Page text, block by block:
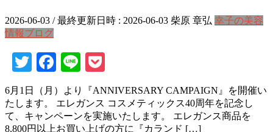
2026-06-03 / 最終更新日時 : 2026-06-03 柴原 章弘 幸子の美容
情報ブログ
TwitterFacebook
Line
6月1日（月）より『ANNIVERSARY CAMPAIGN』を開催い
たします。 エレガンス コスメティックス40周年を記念し
て、キャンペーンを実施いたします。 エレガンス商品を
8,800円以上お買い上げの方に『カランド […]